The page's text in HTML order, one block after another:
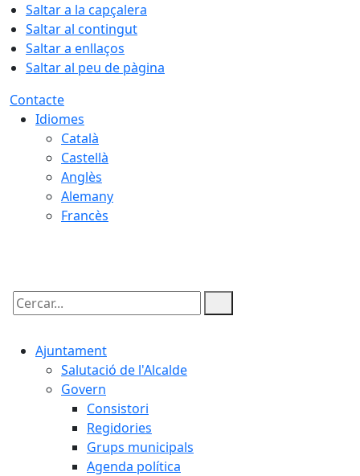
Saltar a la capçalera
Saltar al contingut
Saltar a enllaços
Saltar al peu de pàgina
Contacte
Idiomes
Català
Castellà
Anglès
Alemany
Francès
Cercar:
Ajuntament
Salutació de l'Alcalde
Govern
Consistori
Regidories
Grups municipals
Agenda política